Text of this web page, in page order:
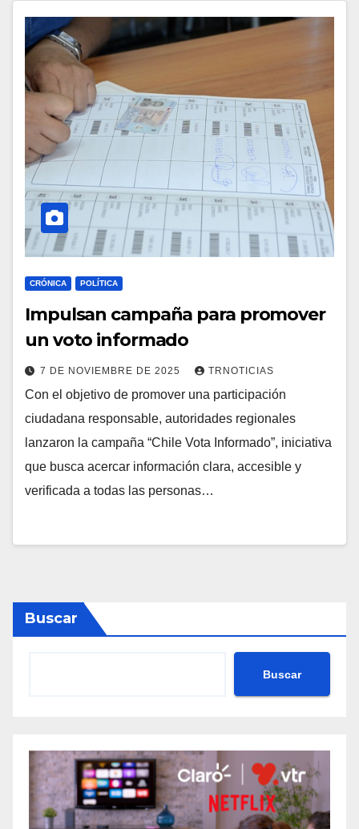
CRÓNICA POLÍTICA
Impulsan campaña para promover
un voto informado
7 DE NOVIEMBRE DE 2025 TRNOTICIAS
Con el objetivo de promover una participación
ciudadana responsable, autoridades regionales
lanzaron la campaña “Chile Vota Informado”, iniciativa
que busca acercar información clara, accesible y
verificada a todas las personas…
Buscar
Buscar